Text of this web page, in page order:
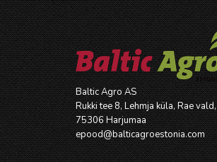
Baltic Agro AS
Rukki tee 8, Lehmja küla, Rae vald,
75306 Harjumaa
epood@balticagroestonia.com